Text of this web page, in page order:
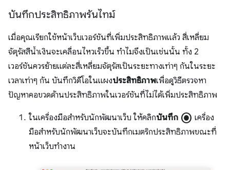
บันทึกประสิทธิภาพรันไทม์
เมื่อคุณเรียกใช้หน้าเว็บเวอร์ชันที่เพิ่มประสิทธิภาพแล้ว สี่เหลี่ยม
จัตุรัสสีน้ำเงินจะเคลื่อนไหวเร็วขึ้น ทำไมจึงเป็นเช่นนั้น ทั้ง 2
เวอร์ชันควรย้ายแต่ละสี่เหลี่ยมจัตุรัสเป็นระยะทางเท่าๆ กันในระยะ
เวลาเท่าๆ กัน บันทึกวิดีโอในแผงประสิทธิภาพเพื่อดูวิธีตรวจหา
ปัญหาคอขวดด้านประสิทธิภาพในเวอร์ชันที่ไม่ได้เพิ่มประสิทธิภาพ
ในเครื่องมือสำหรับนักพัฒนาเว็บ ให้คลิกบันทึก radio_button_checked เครื่อง
มือสำหรับนักพัฒนาเว็บจะบันทึกเมตริกประสิทธิภาพขณะที่
หน้าเว็บทํางาน